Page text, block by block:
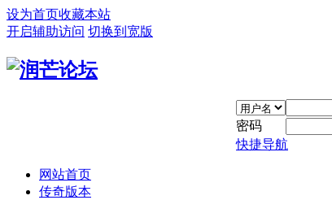
设为首页收藏本站
开启辅助访问 切换到宽版
密码
快捷导航
网站首页
传奇版本